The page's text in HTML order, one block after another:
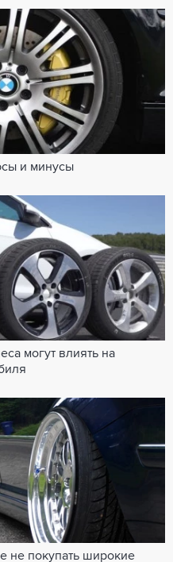
и минусы
могут влиять на
не покупать широкие